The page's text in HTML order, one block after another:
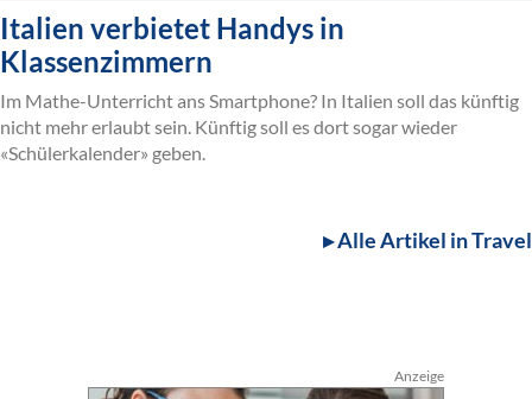
Italien verbietet Handys in
Klassenzimmern
Im Mathe-Unterricht ans Smartphone? In Italien soll das künftig
nicht mehr erlaubt sein. Künftig soll es dort sogar wieder
«Schülerkalender» geben.
▸ Alle Artikel in Travel
Anzeige